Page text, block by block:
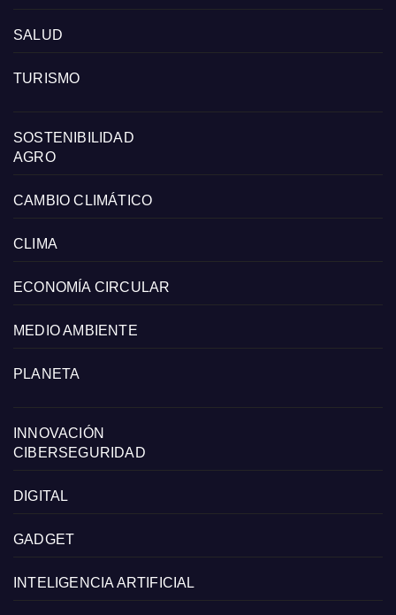
SALUD
TURISMO
SOSTENIBILIDAD
AGRO
CAMBIO CLIMÁTICO
CLIMA
ECONOMÍA CIRCULAR
MEDIO AMBIENTE
PLANETA
INNOVACIÓN
CIBERSEGURIDAD
DIGITAL
GADGET
INTELIGENCIA ARTIFICIAL